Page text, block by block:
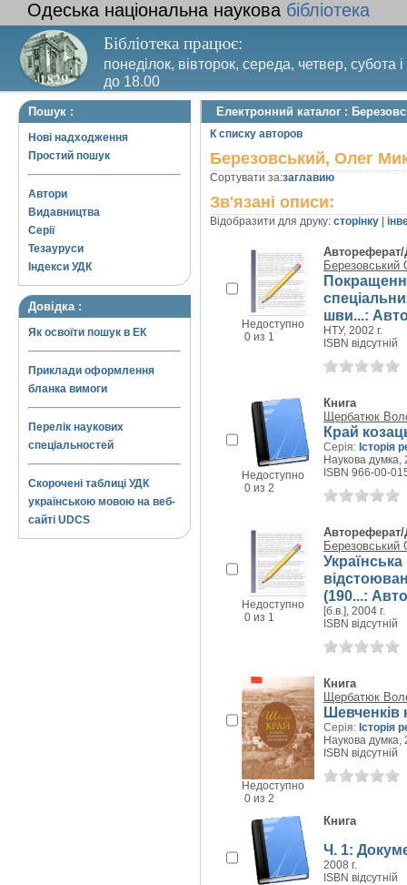
Одеська національна наукова бібліотека
Бібліотека працює:
понеділок, вівторок, середа, четвер, субота
до 18.00
Вихідний день – п’ятниця. Останній четвер
Пошук :
Нові надходження
Простий пошук
Автори
Видавництва
Серії
Тезауруси
Індекси УДК
Довідка :
Як освоїти пошук в ЕК
Приклади оформлення
бланка вимоги
Перелік наукових
спеціальностей
Скорочені таблиці УДК
українською мовою на веб-
сайті UDCS
Електронний каталог :
К списку авторов
Березовський, Олег
Сортувати за:заглавию
Зв'язані описи:
Відобразити для друку: сторінку
Недоступно
0 из 1
Автореферат/
шви...:
НТУ, 2002 г.
ISBN відсутній
Недоступно
0 из 2
Книга
Щербатюк
Край
Серія: Історія
Наукова думка,
ISBN 966-00-
Недоступно
0 из 1
Автореферат/
(190...:
[б.в.], 2004 г.
ISBN відсутній
Недоступно
0 из 2
Книга
Щербатюк
Шевченків
Серія: Історія
Наукова думка,
ISBN відсутній
Книга
Ч. 1:
2008 г.
ISBN відсутній